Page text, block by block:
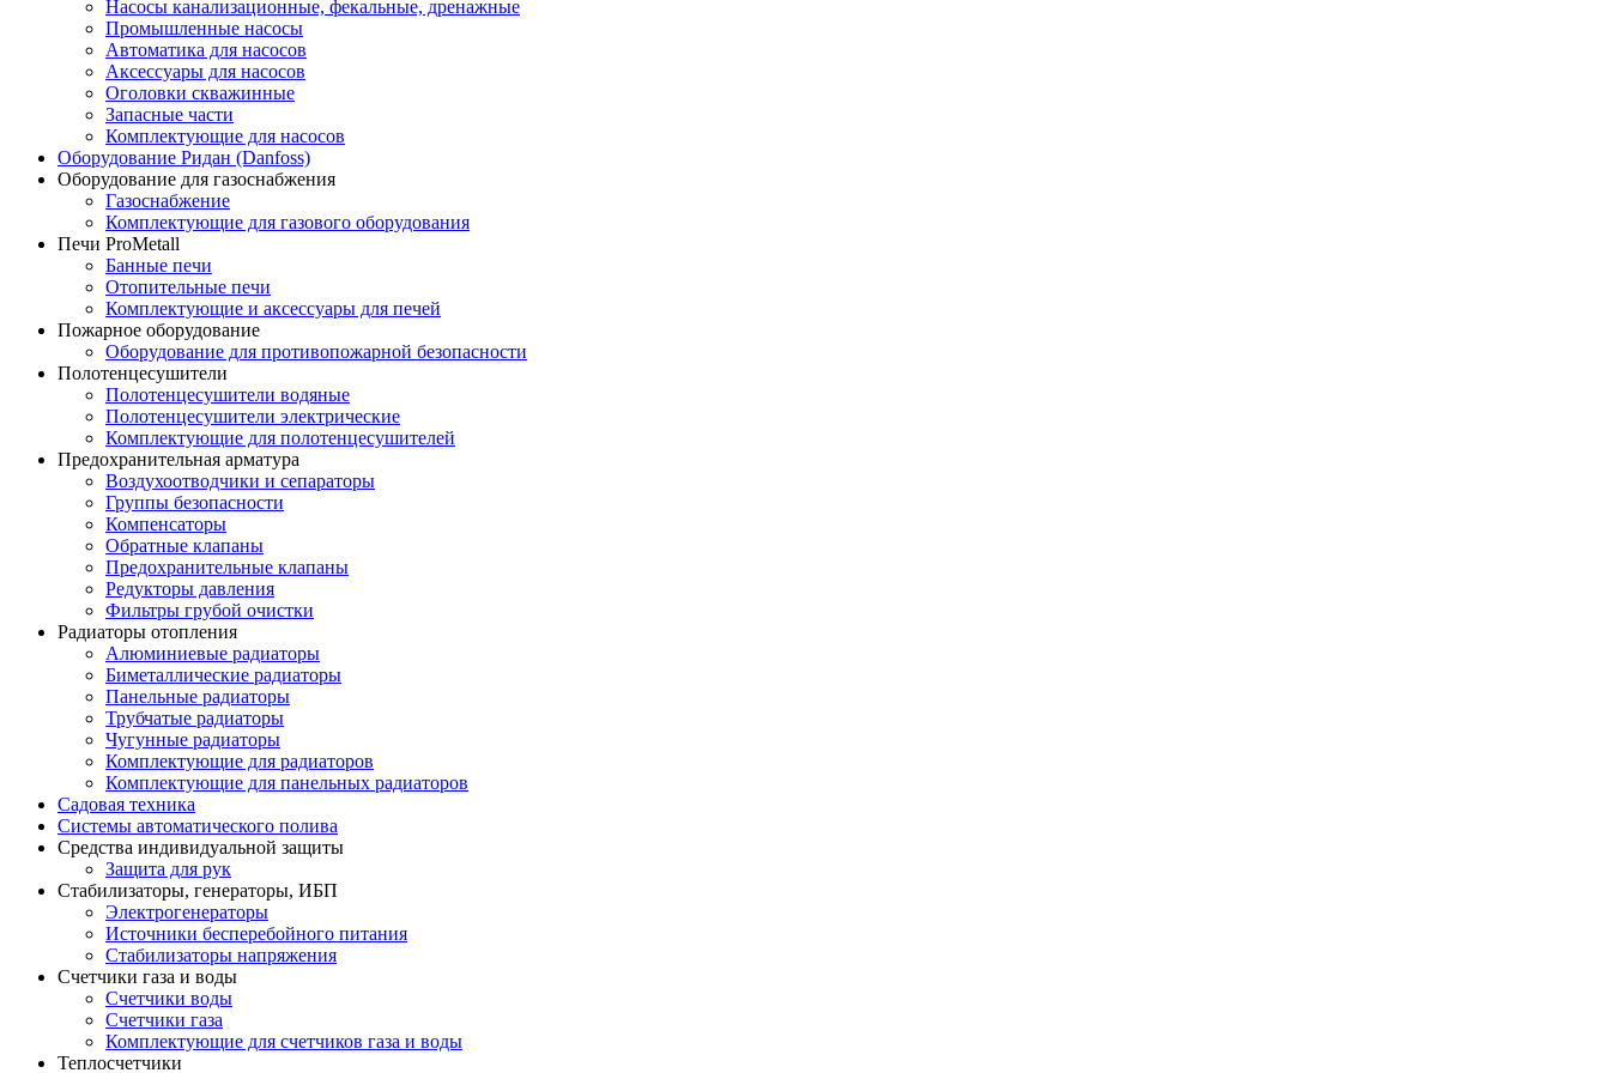
Насосы канализационные, фекальные, дренажные
Промышленные насосы
Автоматика для насосов
Аксессуары для насосов
Оголовки скважинные
Запасные части
Комплектующие для насосов
Оборудование Ридан (Danfoss)
Оборудование для газоснабжения
Газоснабжение
Комплектующие для газового оборудования
Печи ProMetall
Банные печи
Отопительные печи
Комплектующие и аксессуары для печей
Пожарное оборудование
Оборудование для противопожарной безопасности
Полотенцесушители
Полотенцесушители водяные
Полотенцесушители электрические
Комплектующие для полотенцесушителей
Предохранительная арматура
Воздухоотводчики и сепараторы
Группы безопасности
Компенсаторы
Обратные клапаны
Предохранительные клапаны
Редукторы давления
Фильтры грубой очистки
Радиаторы отопления
Алюминиевые радиаторы
Биметаллические радиаторы
Панельные радиаторы
Трубчатые радиаторы
Чугунные радиаторы
Комплектующие для радиаторов
Комплектующие для панельных радиаторов
Садовая техника
Системы автоматического полива
Средства индивидуальной защиты
Защита для рук
Стабилизаторы, генераторы, ИБП
Электрогенераторы
Источники бесперебойного питания
Стабилизаторы напряжения
Счетчики газа и воды
Счетчики воды
Счетчики газа
Комплектующие для счетчиков газа и воды
Теплосчетчики